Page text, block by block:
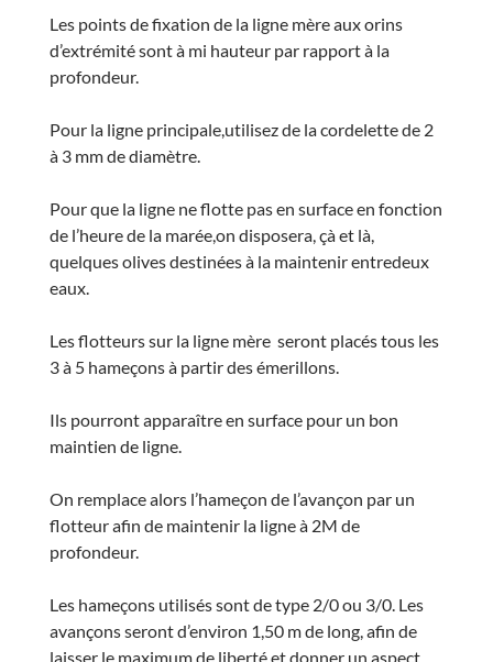
Les points de fixation de la ligne mère aux orins
d’extrémité sont à mi hauteur par rapport à la
profondeur.
Pour la ligne principale,utilisez de la cordelette de 2
à 3 mm de diamètre.
Pour que la ligne ne flotte pas en surface en fonction
de l’heure de la marée,on disposera, çà et là,
quelques olives destinées à la maintenir entredeux
eaux.
Les flotteurs sur la ligne mère seront placés tous les
3 à 5 hameçons à partir des émerillons.
Ils pourront apparaître en surface pour un bon
maintien de ligne.
On remplace alors l’hameçon de l’avançon par un
flotteur afin de maintenir la ligne à 2M de
profondeur.
Les hameçons utilisés sont de type 2/0 ou 3/0. Les
avançons seront d’environ 1,50 m de long, afin de
laisser le maximum de liberté et donner un aspect